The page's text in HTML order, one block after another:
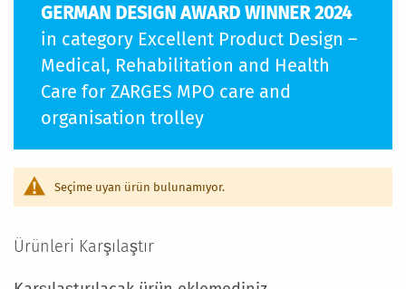
GERMAN DESIGN AWARD WINNER 2024
in category Excellent Product Design –
Medical, Rehabilitation and Health
Care for ZARGES MPO care and
organisation trolley
Seçime uyan ürün bulunamıyor.
Ürünleri Karşılaştır